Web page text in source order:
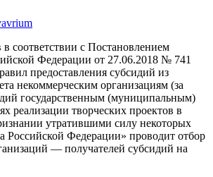
в соответствии с Постановлением
Федерации от 27.06.2018 № 741
предоставления субсидий из
некоммерческим организациям (за
государственным (муниципальным)
реализации творческих проектов в
утратившими силу некоторых
Российской Федерации» проводит отбор
— получателей субсидий на